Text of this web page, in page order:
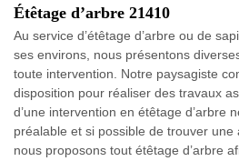
Étêtage d’arbre 21410
Au service d’étêtage d’arbre ou de
ses environs, nous présentons
toute intervention. Notre paysagiste
disposition pour réaliser des travaux
d’une intervention en étêtage d’arbre
préalable et si possible de trouver une
nous proposons tout étêtage d’arbre